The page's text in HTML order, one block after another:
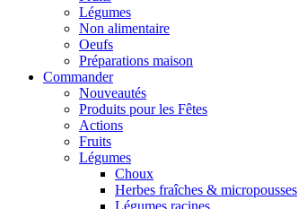
Légumes
Non alimentaire
Oeufs
Préparations maison
Commander
Nouveautés
Produits pour les Fêtes
Actions
Fruits
Légumes
Choux
Herbes fraîches & micropousses
Légumes racines